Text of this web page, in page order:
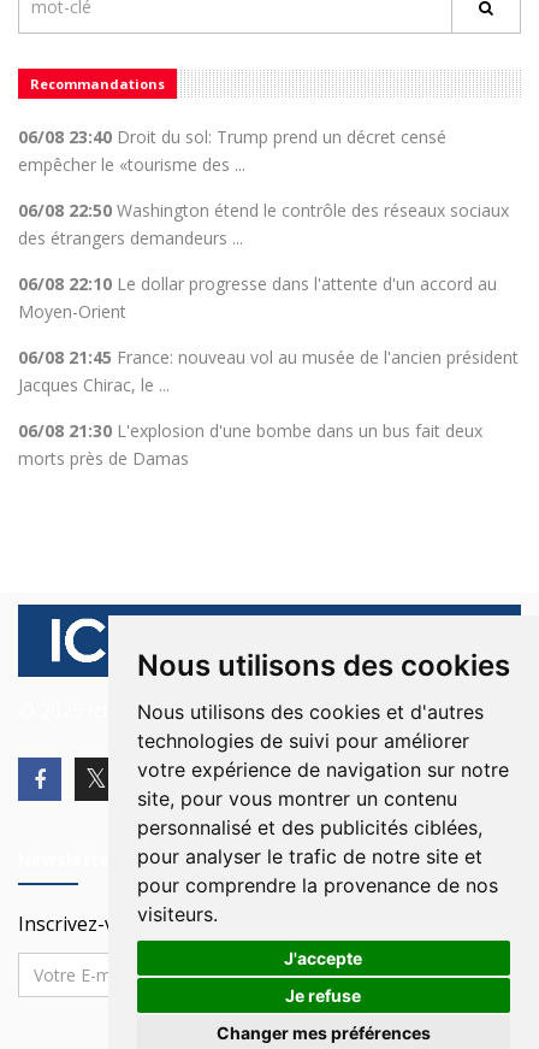
Nous utilisons des cookies
Nous utilisons des cookies et d'autres
technologies de suivi pour améliorer
votre expérience de navigation sur notre
site, pour vous montrer un contenu
personnalisé et des publicités ciblées,
pour analyser le trafic de notre site et
pour comprendre la provenance de nos
visiteurs.
J'accepte
Je refuse
Changer mes préférences
Recommandations
06/08 23:40 Droit du sol: Trump prend un décret censé
empêcher le «tourisme des ...
06/08 22:50 Washington étend le contrôle des réseaux sociaux
des étrangers demandeurs ...
06/08 22:10 Le dollar progresse dans l'attente d'un accord au
Moyen-Orient
06/08 21:45 France: nouveau vol au musée de l'ancien président
Jacques Chirac, le ...
06/08 21:30 L'explosion d'une bombe dans un bus fait deux
morts près de Damas
© 2026 Ici Beyrouth. Tous les droits sont réservés.
Inscrivez-vous à notre Newsletter